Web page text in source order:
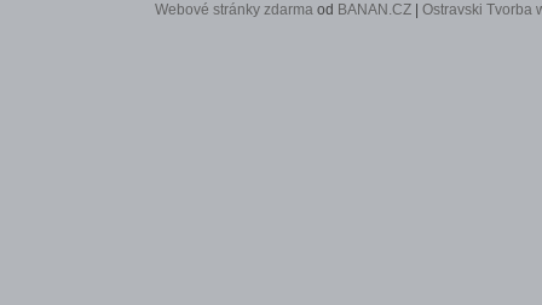
Webové stránky zdarmaod BANAN.CZ| Ostravski Tvorba